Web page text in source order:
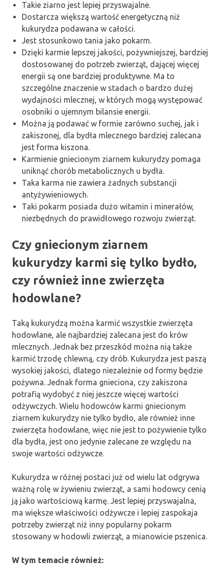
Takie ziarno jest lepiej przyswajalne.
Dostarcza większą wartość energetyczną niż
kukurydza podawana w całości.
Jest stosunkowo tania jako pokarm.
Dzięki karmie lepszej jakości, pożywniejszej, bardziej
dostosowanej do potrzeb zwierząt, dającej więcej
energii są one bardziej produktywne. Ma to
szczególne znaczenie w stadach o bardzo dużej
wydajności mlecznej, w których mogą występować
osobniki o ujemnym bilansie energii.
Można ją podawać w formie zarówno suchej, jak i
zakiszonej, dla bydła mlecznego bardziej zalecana
jest forma kiszona.
Karmienie gniecionym ziarnem kukurydzy pomaga
uniknąć chorób metabolicznych u bydła.
Taka karma nie zawiera żadnych substancji
antyżywieniowych.
Taki pokarm posiada dużo witamin i minerałów,
niezbędnych do prawidłowego rozwoju zwierząt.
Czy gniecionym ziarnem
kukurydzy karmi się tylko bydło,
czy również inne zwierzęta
hodowlane?
Taką kukurydzą można karmić wszystkie zwierzęta
hodowlane, ale najbardziej zalecana jest do krów
mlecznych. Jednak bez przeszkód można nią także
karmić trzodę chlewną, czy drób. Kukurydza jest paszą
wysokiej jakości, dlatego niezależnie od formy będzie
pożywna. Jednak forma gnieciona, czy zakiszona
potrafią wydobyć z niej jeszcze więcej wartości
odżywczych. Wielu hodowców karmi gniecionym
ziarnem kukurydzy nie tylko bydło, ale również inne
zwierzęta hodowlane, więc nie jest to pożywienie tylko
dla bydła, jest ono jedynie zalecane ze względu na
swoje wartości odżywcze.
Kukurydza w różnej postaci już od wielu lat odgrywa
ważną rolę w żywieniu zwierząt, a sami hodowcy cenią
ją jako wartościową karmę. Jest lepiej przyswajalna,
ma większe właściwości odżywcze i lepiej zaspokaja
potrzeby zwierząt niż inny popularny pokarm
stosowany w hodowli zwierząt, a mianowicie pszenica.
W tym temacie również: